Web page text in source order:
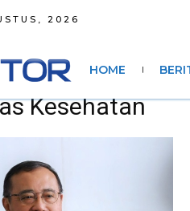
2026
HOME
Kesehatan